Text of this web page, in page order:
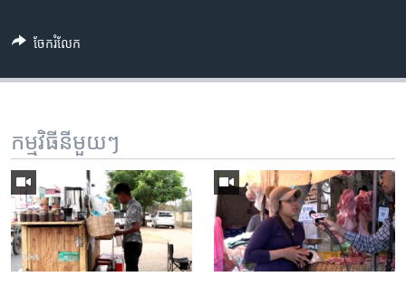
ចែករំលែក
កម្មវិធី​នីមួយៗ